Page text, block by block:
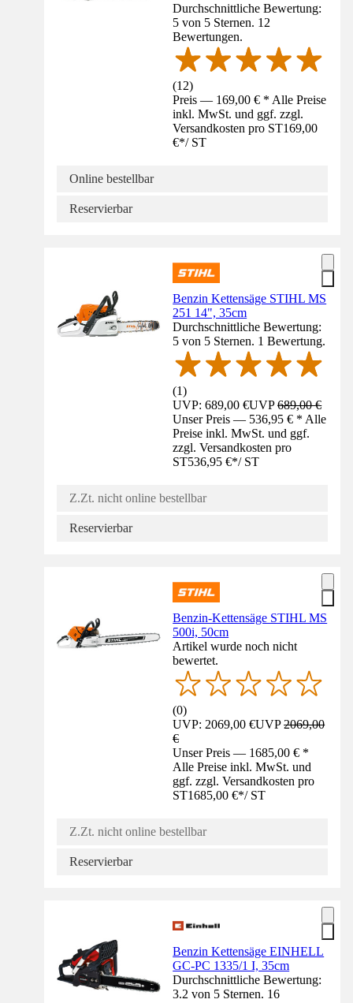
Durchschnittliche Bewertung:
5 von 5 Sternen. 12
Bewertungen.
(12)
Preis — 169,00 € * Alle Preise
inkl. MwSt. und ggf. zzgl.
Versandkosten pro ST169,00
€*/ ST
Online bestellbar
Reservierbar
Benzin Kettensäge STIHL MS
251 14", 35cm
Durchschnittliche Bewertung:
5 von 5 Sternen. 1 Bewertung.
(1)
UVP: 689,00 €UVP689,00 €
Unser Preis — 536,95 € * Alle
Preise inkl. MwSt. und ggf.
zzgl. Versandkosten pro
ST536,95 €*/ ST
Z.Zt. nicht online bestellbar
Reservierbar
Benzin-Kettensäge STIHL MS
500i, 50cm
Artikel wurde noch nicht
bewertet.
(0)
UVP: 2069,00 €UVP2069,00
€
Unser Preis — 1685,00 € *
Alle Preise inkl. MwSt. und
ggf. zzgl. Versandkosten pro
ST1685,00 €*/ ST
Z.Zt. nicht online bestellbar
Reservierbar
Benzin Kettensäge EINHELL
GC-PC 1335/1 I, 35cm
Durchschnittliche Bewertung:
3.2 von 5 Sternen. 16